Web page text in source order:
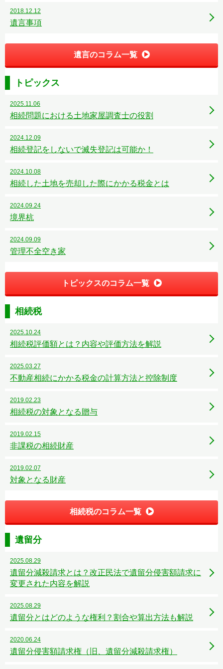
2018.12.12
遺言事項
遺言のコラム一覧
トピックス
2025.11.06
相続問題における土地家屋調査士の役割
2024.12.09
相続登記をしないで滅失登記は可能か！
2024.10.08
相続した土地を売却した際にかかる税金とは
2024.09.24
境界杭
2024.09.09
管理不全空き家
トピックスのコラム一覧
相続税
2025.10.24
相続税評価額とは？内容や評価方法を解説
2025.03.27
不動産相続にかかる税金の計算方法と控除制度
2019.02.23
相続税の対象となる贈与
2019.02.15
非課税の相続財産
2019.02.07
対象となる財産
相続税のコラム一覧
遺留分
2025.08.29
遺留分減殺請求とは？改正民法で遺留分侵害額請求に
変更された内容を解説
2025.08.29
遺留分とはどのような権利？割合や算出方法も解説
2020.06.24
遺留分侵害額請求権（旧、遺留分減殺請求権）